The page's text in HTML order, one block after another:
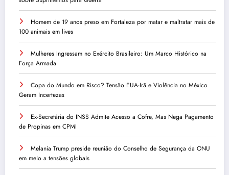
Homem de 19 anos preso em Fortaleza por matar e maltratar mais de
100 animais em lives
Mulheres Ingressam no Exército Brasileiro: Um Marco Histórico na
Força Armada
Copa do Mundo em Risco? Tensão EUA-Irã e Violência no México
Geram Incertezas
Ex-Secretária do INSS Admite Acesso a Cofre, Mas Nega Pagamento
de Propinas em CPMI
Melania Trump preside reunião do Conselho de Segurança da ONU
em meio a tensões globais